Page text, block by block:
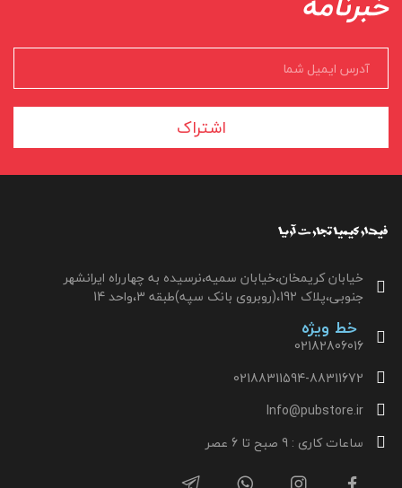
اشتراک
خیابان کریمخان،خیابان سمیه،نرسیده به چهارراه ایرانشهر
جنوبی،پلاک 192،(روبروی بانک سپه)طبقه 3،واحد 14
خط ویژه
02182806016
02188311594-88311672
Info@pubstore.ir
ساعات کاری : 9 صبح تا 6 عصر